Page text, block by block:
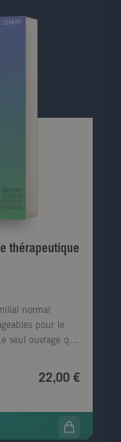
thérapeutique
normal
pour le
seul ouvrage qui
22,00 €